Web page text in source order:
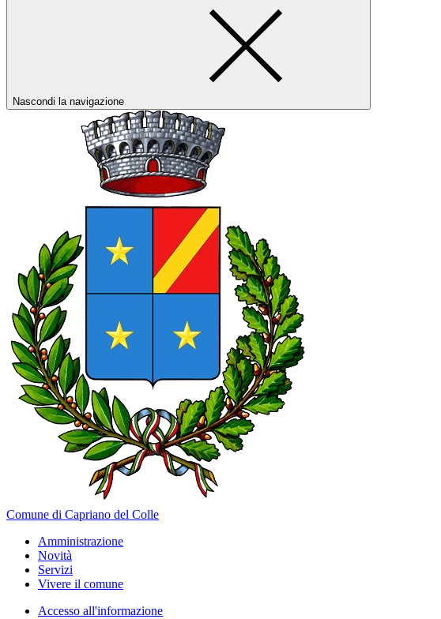
Nascondi la navigazione
Comune di Capriano del Colle
Amministrazione
Novità
Servizi
Vivere il comune
Accesso all'informazione